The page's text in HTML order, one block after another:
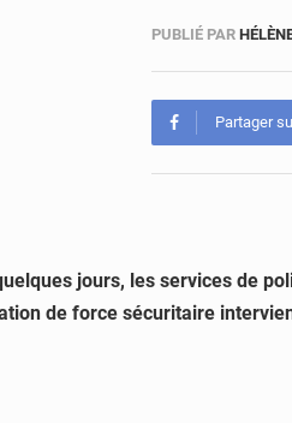
PUBLIÉ PAR
Partager
jours, les services de
de force sécuritaire